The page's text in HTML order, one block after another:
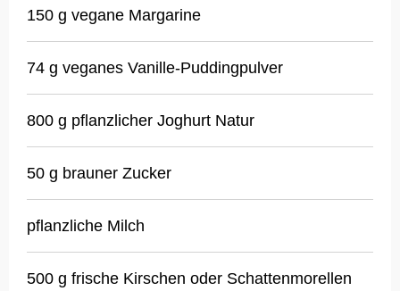
150 g vegane Margarine
74 g veganes Vanille-Puddingpulver
800 g pflanzlicher Joghurt Natur
50 g brauner Zucker
pflanzliche Milch
500 g frische Kirschen oder Schattenmorellen